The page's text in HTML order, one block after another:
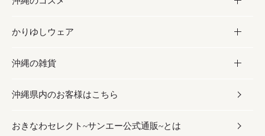
レトルト食品
乾物／粉類
お酢／ドレッシング
しょうゆ
みそ
だし／スパイス／島唐辛子
ちんすこう
伝統菓子
スナック
おつまみ
泡盛
ビール・チューハイ
ワイン・ウィスキー・カクテル
ドリンク
コスメ
スキンケア
ボディケア
ヘアケア
かりゆしウェア
かりゆしウェア
メンズ
レディース
沖縄の雑貨
雑貨
沖縄ファッション
沖縄県内のお客様はこちら
おきなわセレクト~サンエー公式通販~とは